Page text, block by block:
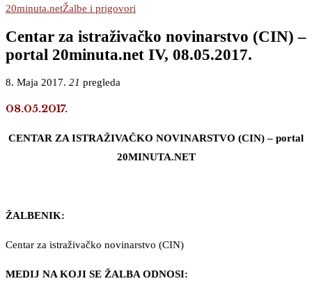
20minuta.netŽalbe i prigovori
Centar za istraživačko novinarstvo (CIN) –
portal 20minuta.net IV, 08.05.2017.
8. Maja 2017. 21 pregleda
08.05.2017.
CENTAR ZA ISTRAŽIVAČKO NOVINARSTVO (CIN) – portal
20MINUTA.NET
ŽALBENIK:
Centar za istraživačko novinarstvo (CIN)
MEDIJ NA KOJI SE ŽALBA ODNOSI: